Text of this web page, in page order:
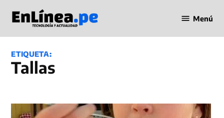
contenido
en Línea
Menú
ETIQUETA:
Tallas